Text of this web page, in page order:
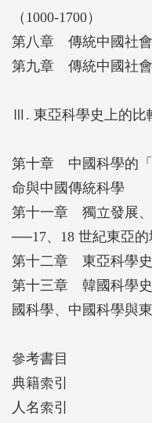
（1000-1700）
第八章 傳統中國社
第九章 傳統中國社
Ⅲ. 東亞科學史上的比
第十章 中國科學的
命與中國傳統科學
第十一章 獨立發展
──17、18 世紀東亞
第十二章 東亞科學
第十三章 韓國科學
國科學、中國科學與
參考書目
典籍索引
人名索引